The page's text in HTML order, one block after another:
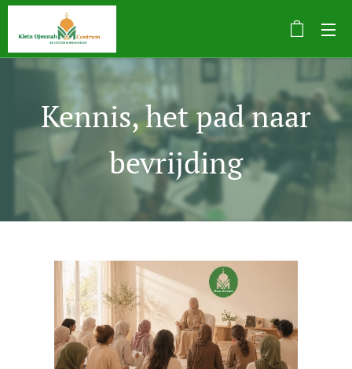
Kennis, het pad naar
bevrijding